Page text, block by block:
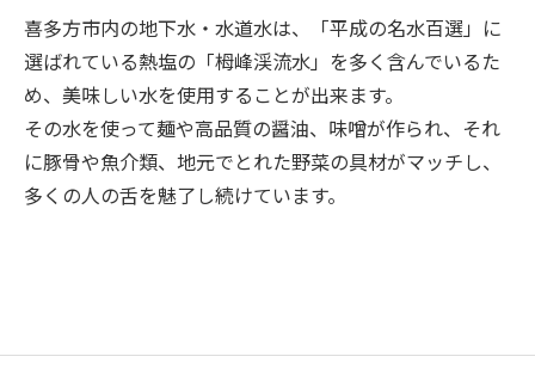
喜多方市内の地下水・水道水は、「平成の名水百選」に
選ばれている熱塩の「栂峰渓流水」を多く含んでいるた
め、美味しい水を使用することが出来ます。
その水を使って麺や高品質の醤油、味噌が作られ、それ
に豚骨や魚介類、地元でとれた野菜の具材がマッチし、
多くの人の舌を魅了し続けています。